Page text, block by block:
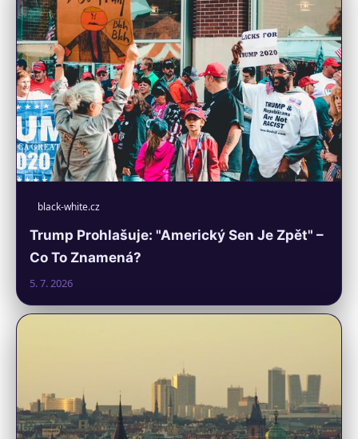
black-white.cz
Trump Prohlašuje: "Americký Sen Je Zpět" –
Co To Znamená?
5. 7. 2026